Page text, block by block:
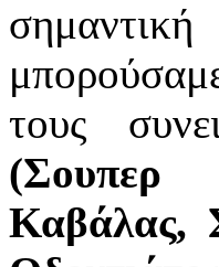
τους
(Σουπερ
Καβάλας,